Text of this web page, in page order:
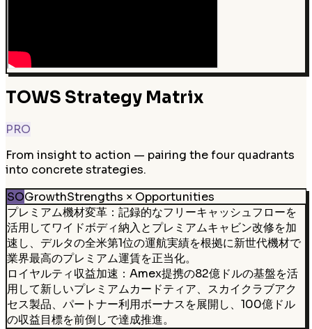
TOWS Strategy Matrix
PRO
From insight to action — pairing the four quadrants
into concrete strategies.
SOGrowthStrengths × Opportunities
プレミアム機材変革：記録的なフリーキャッシュフローを
活用してワイドボディ納入とプレミアムキャビン改修を加
速し、デルタの全米第1位の運航実績を根拠に新世代機材で
業界最高のプレミアム運賃を正当化。
ロイヤルティ収益加速：Amex提携の82億ドルの基盤を活
用して新しいプレミアムカードティア、スカイクラブアク
セス製品、パートナー利用ボーナスを展開し、100億ドル
の収益目標を前倒しで達成推進。